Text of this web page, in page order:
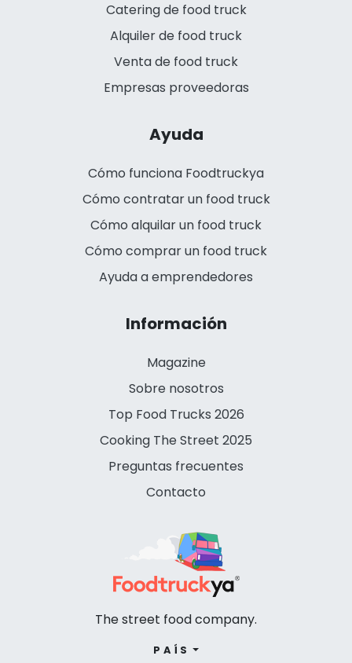
Catering de food truck
Alquiler de food truck
Venta de food truck
Empresas proveedoras
Ayuda
Cómo funciona Foodtruckya
Cómo contratar un food truck
Cómo alquilar un food truck
Cómo comprar un food truck
Ayuda a emprendedores
Información
Magazine
Sobre nosotros
Top Food Trucks 2026
Cooking The Street 2025
Preguntas frecuentes
Contacto
The street food company.
PAÍS